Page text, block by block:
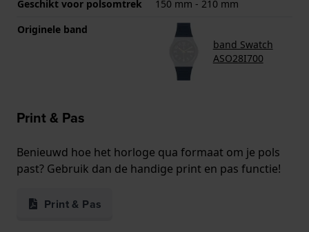
Geschikt voor polsomtrek
150 mm - 210 mm
Originele band
band Swatch
ASO28I700
Print & Pas
Benieuwd hoe het horloge qua formaat om je pols
past? Gebruik dan de handige print en pas functie!
Print & Pas